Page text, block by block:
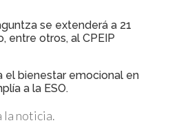
se extenderá a 21
entre otros, al CPEIP
el bienestar emocional en
a la ESO.
la noticia.